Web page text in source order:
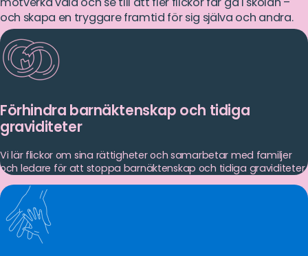
och skapa en tryggare framtid för sig själva och andra.
Förhindra barnäktenskap och tidiga
graviditeter
Vi lär flickor om sina rättigheter och samarbetar med familjer
och ledare för att stoppa barnäktenskap och tidiga graviditeter.